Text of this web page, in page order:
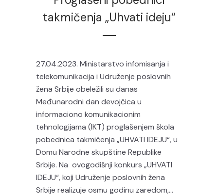
takmičenja „Uhvati ideju“
27.04.2023. Ministarstvo infomisanja i
telekomunikacija i Udruženje poslovnih
žena Srbije obeležili su danas
Međunarodni dan devojčica u
informaciono komunikacionim
tehnologijama (IKT) proglašenjem škola
pobednica takmičenja „UHVATI IDEJU“, u
Domu Narodne skupštine Republike
Srbije. Na ovogodišnji konkurs „UHVATI
IDEJU“, koji Udruženje poslovnih žena
Srbije realizuje osmu godinu zaredom,...